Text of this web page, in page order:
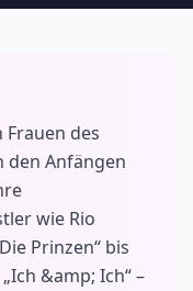
des
den Anfängen
wie Rio
Prinzen“ bis
&amp; Ich“ –